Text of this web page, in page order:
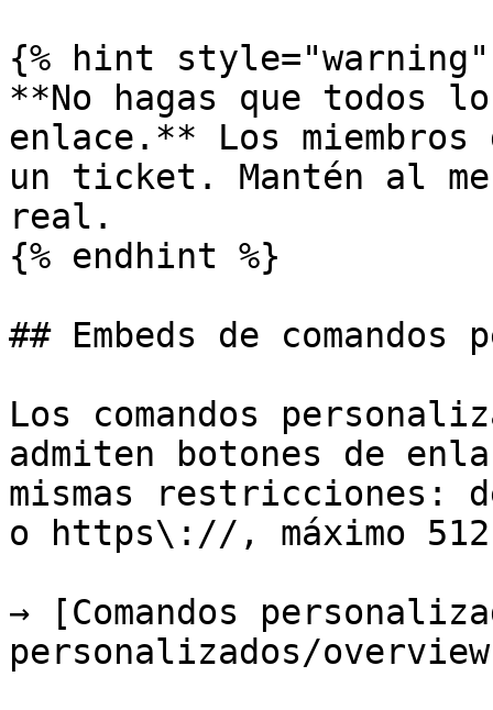
{% hint style="warning"
**No hagas que todos
enlace.** Los
un ticket. Mantén al
real.
{% endhint %}
## Embeds de comandos
Los comandos
admiten botones de
mismas restricciones:
o https\://, máximo
→ [Comandos
personalizados/